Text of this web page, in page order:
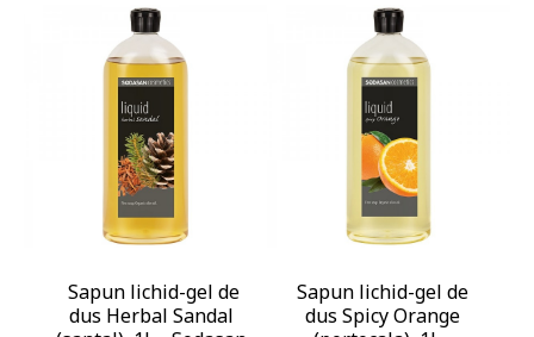
Sapun lichid-gel de
dus Herbal Sandal
Sapun lichid-gel de
dus Spicy Orange